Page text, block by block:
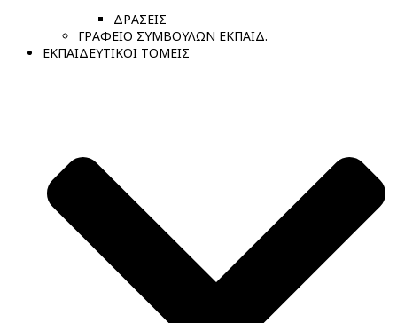
ΔΡΑΣΕΙΣ
ΓΡΑΦΕΙΟ ΣΥΜΒΟΥΛΩΝ ΕΚΠΑΙΔ.
ΕΚΠΑΙΔΕΥΤΙΚΟΙ ΤΟΜΕΙΣ